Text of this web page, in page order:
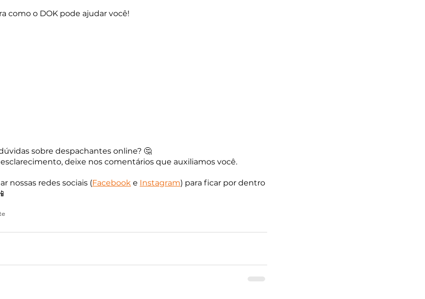
como o DOK pode ajudar você!
sobre despachantes online? 🤔
deixe nos comentários que auxiliamos você.
nossas redes sociais (Facebook e Instagram) para ficar por dentro